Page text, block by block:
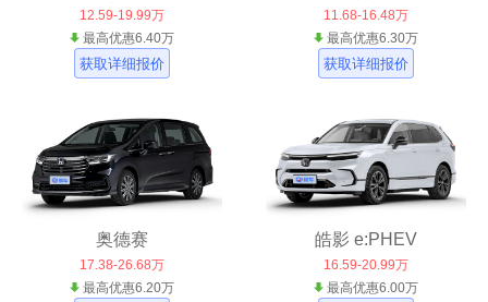
12.59-19.99万
最高优惠6.40万
获取详细报价
11.68-16.48万
最高优惠6.30万
获取详细报价
奥德赛
17.38-26.68万
最高优惠6.20万
皓影 e:PHEV
16.59-20.99万
最高优惠6.00万